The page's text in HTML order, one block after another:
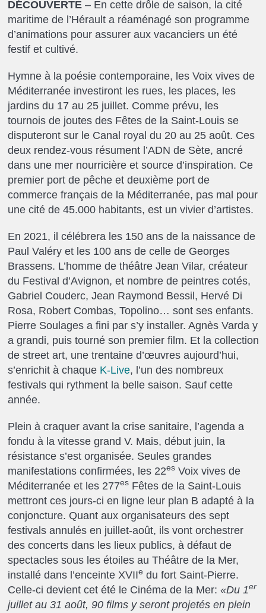
DÉCOUVERTE– En cette drôle de saison, la cité
maritime de l’Hérault a réaménagé son programme
d’animations pour assurer aux vacanciers un été
festif et cultivé.
Hymne à la poésie contemporaine, les Voix vives de
Méditerranée investiront les rues, les places, les
jardins du 17 au 25 juillet. Comme prévu, les
tournois de joutes des Fêtes de la Saint-Louis se
disputeront sur le Canal royal du 20 au 25 août. Ces
deux rendez-vous résument l’ADN de Sète, ancré
dans une mer nourricière et source d’inspiration. Ce
premier port de pêche et deuxième port de
commerce français de la Méditerranée, pas mal pour
une cité de 45.000 habitants, est un vivier d’artistes.
En 2021, il célébrera les 150 ans de la naissance de
Paul Valéry et les 100 ans de celle de Georges
Brassens. L’homme de théâtre Jean Vilar, créateur
du Festival d’Avignon, et nombre de peintres cotés,
Gabriel Couderc, Jean Raymond Bessil, Hervé Di
Rosa, Robert Combas, Topolino… sont ses enfants.
Pierre Soulages a fini par s’y installer. Agnès Varda y
a grandi, puis tourné son premier film. Et la collection
de street art, une trentaine d’œuvres aujourd’hui,
s’enrichit à chaque K-Live, l’un des nombreux
festivals qui rythment la belle saison. Sauf cette
année.
Plein à craquer avant la crise sanitaire, l’agenda a
fondu à la vitesse grand V. Mais, début juin, la
résistance s’est organisée. Seules grandes
manifestations confirmées, les 22esVoix vives de
Méditerranée et les 277esFêtes de la Saint-Louis
mettront ces jours-ci en ligne leur plan B adapté à la
conjoncture. Quant aux organisateurs des sept
festivals annulés en juillet-août, ils vont orchestrer
des concerts dans les lieux publics, à défaut de
spectacles sous les étoiles au Théâtre de la Mer,
installé dans l’enceinte XVIIe du fort Saint-Pierre.
Celle-ci devient cet été le Cinéma de la Mer: «Du 1er
juillet au 31 août, 90 films y seront projetés en plein